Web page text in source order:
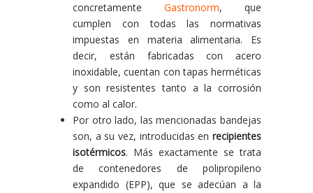
concretamente Gastronorm, que
cumplen con todas las normativas
impuestas en materia alimentaria. Es
decir, están fabricadas con acero
inoxidable, cuentan con tapas herméticas
y son resistentes tanto a la corrosión
como al calor.
Por otro lado, las mencionadas bandejas
son, a su vez, introducidas en recipientes
isotérmicos. Más exactamente se trata
de contenedores de polipropileno
expandido (EPP), que se adecúan a la